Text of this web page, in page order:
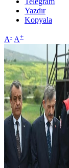
Yazdır
Kopyala
A- A+